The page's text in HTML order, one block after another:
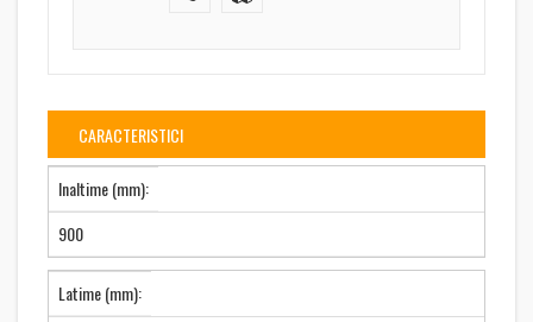
CARACTERISTICI
Inaltime (mm):
900
Latime (mm):